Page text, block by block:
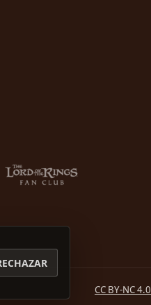
CC BY-NC 4.0